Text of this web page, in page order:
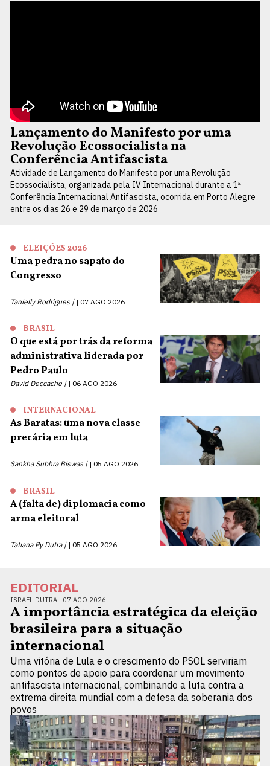
Lançamento do Manifesto por uma
Revolução Ecossocialista na
Conferência Antifascista
Atividade de Lançamento do Manifesto por uma Revolução
Ecossocialista, organizada pela IV Internacional durante a 1ª
Conferência Internacional Antifascista, ocorrida em Porto Alegre
entre os dias 26 e 29 de março de 2026
ELEIÇÕES 2026
Uma pedra no sapato do
Congresso
Tanielly Rodrigues | 07 AGO 2026
BRASIL
O que está por trás da reforma
administrativa liderada por
Pedro Paulo
David Deccache | 06 AGO 2026
INTERNACIONAL
As Baratas: uma nova classe
precária em luta
Sankha Subhra Biswas | 05 AGO 2026
BRASIL
A (falta de) diplomacia como
arma eleitoral
Tatiana Py Dutra | 05 AGO 2026
EDITORIAL
ISRAEL DUTRA | 07 AGO 2026
A importância estratégica da eleição
brasileira para a situação
internacional
Uma vitória de Lula e o crescimento do PSOL serviriam
como pontos de apoio para coordenar um movimento
antifascista internacional, combinando a luta contra a
extrema direita mundial com a defesa da soberania dos
povos